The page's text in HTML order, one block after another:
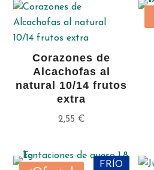
Corazones de
Alcachofas al
natural 10/14 frutos
extra
2,55 €
FRÍO